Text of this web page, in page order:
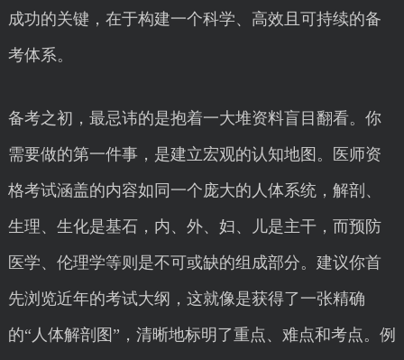
成功的关键，在于构建一个科学、高效且可持续的备
考体系。
备考之初，最忌讳的是抱着一大堆资料盲目翻看。你
需要做的第一件事，是建立宏观的认知地图。医师资
格考试涵盖的内容如同一个庞大的人体系统，解剖、
生理、生化是基石，内、外、妇、儿是主干，而预防
医学、伦理学等则是不可或缺的组成部分。建议你首
先浏览近年的考试大纲，这就像是获得了一张精确
的“人体解剖图”，清晰地标明了重点、难点和考点。例